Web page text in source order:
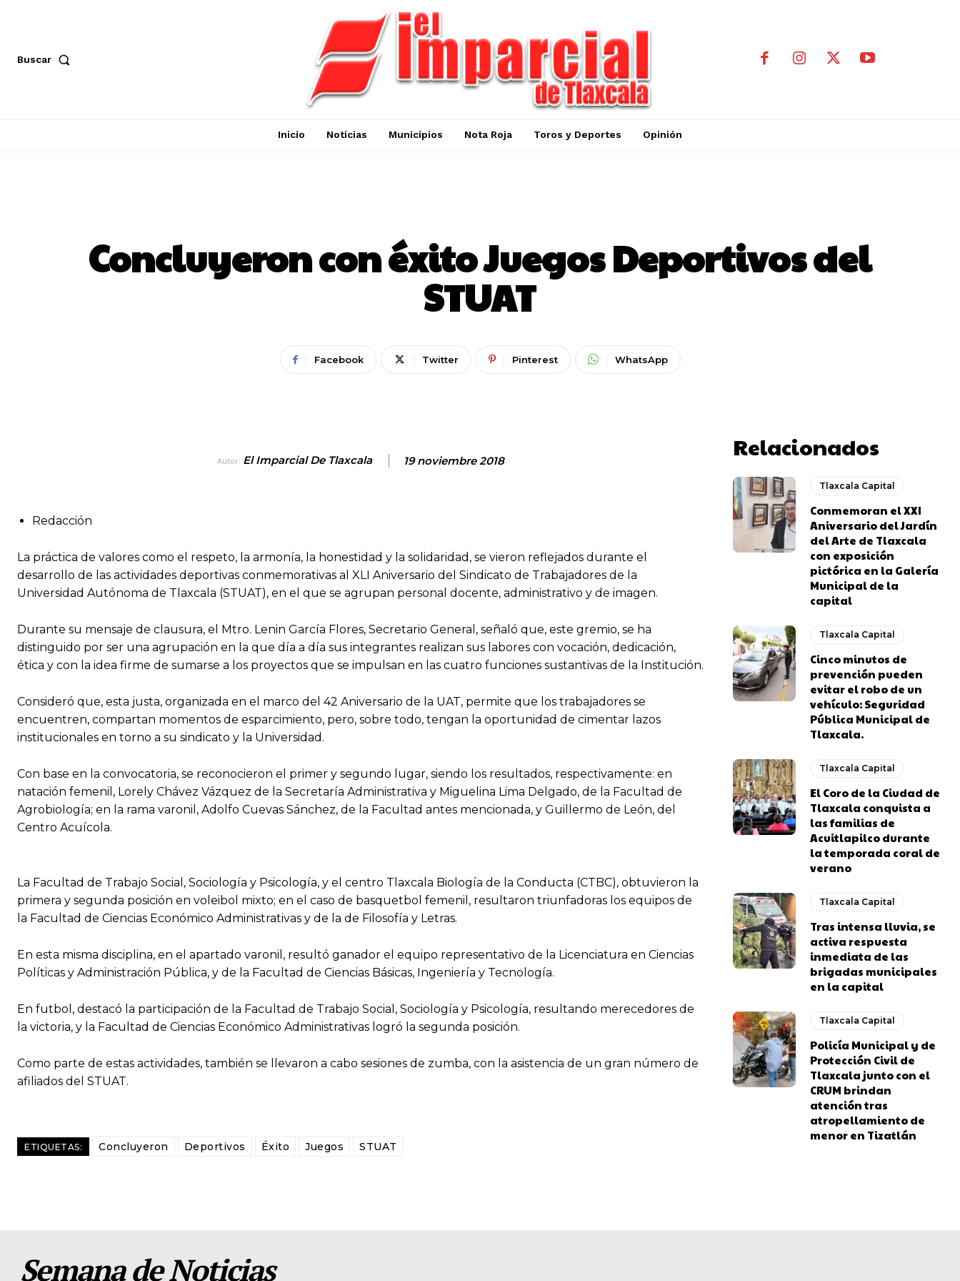
Buscar
Inicio Noticias Municipios Nota Roja Toros y Deportes Opinión
Concluyeron con éxito Juegos Deportivos del
STUAT
Facebook Twitter Pinterest WhatsApp
Autor: El Imparcial De Tlaxcala 19 noviembre 2018
Redacción
La práctica de valores como el respeto, la armonía, la honestidad y la solidaridad, se vieron reflejados durante el
desarrollo de las actividades deportivas conmemorativas al XLI Aniversario del Sindicato de Trabajadores de la
Universidad Autónoma de Tlaxcala (STUAT), en el que se agrupan personal docente, administrativo y de imagen.
Durante su mensaje de clausura, el Mtro. Lenin García Flores, Secretario General, señaló que, este gremio, se ha
distinguido por ser una agrupación en la que día a día sus integrantes realizan sus labores con vocación, dedicación,
ética y con la idea firme de sumarse a los proyectos que se impulsan en las cuatro funciones sustantivas de la Institución.
Consideró que, esta justa, organizada en el marco del 42 Aniversario de la UAT, permite que los trabajadores se
encuentren, compartan momentos de esparcimiento, pero, sobre todo, tengan la oportunidad de cimentar lazos
institucionales en torno a su sindicato y la Universidad.
Con base en la convocatoria, se reconocieron el primer y segundo lugar, siendo los resultados, respectivamente: en
natación femenil, Lorely Chávez Vázquez de la Secretaría Administrativa y Miguelina Lima Delgado, de la Facultad de
Agrobiología; en la rama varonil, Adolfo Cuevas Sánchez, de la Facultad antes mencionada, y Guillermo de León, del
Centro Acuícola.
La Facultad de Trabajo Social, Sociología y Psicología, y el centro Tlaxcala Biología de la Conducta (CTBC), obtuvieron la
primera y segunda posición en voleibol mixto; en el caso de basquetbol femenil, resultaron triunfadoras los equipos de
la Facultad de Ciencias Económico Administrativas y de la de Filosofía y Letras.
En esta misma disciplina, en el apartado varonil, resultó ganador el equipo representativo de la Licenciatura en Ciencias
Políticas y Administración Pública, y de la Facultad de Ciencias Básicas, Ingeniería y Tecnología.
En futbol, destacó la participación de la Facultad de Trabajo Social, Sociología y Psicología, resultando merecedores de
la victoria, y la Facultad de Ciencias Económico Administrativas logró la segunda posición.
Como parte de estas actividades, también se llevaron a cabo sesiones de zumba, con la asistencia de un gran número de
afiliados del STUAT.
ETIQUETAS: Concluyeron Deportivos Éxito Juegos STUAT
Relacionados
Tlaxcala Capital
Conmemoran el XXI
Aniversario del Jardín
del Arte de Tlaxcala
con exposición
pictórica en la Galería
Municipal de la
capital
Tlaxcala Capital
Cinco minutos de
prevención pueden
evitar el robo de un
vehículo: Seguridad
Pública Municipal de
Tlaxcala.
Tlaxcala Capital
El Coro de la Ciudad de
Tlaxcala conquista a
las familias de
Acuitlapilco durante
la temporada coral de
verano
Tlaxcala Capital
Tras intensa lluvia, se
activa respuesta
inmediata de las
brigadas municipales
en la capital
Tlaxcala Capital
Policía Municipal y de
Protección Civil de
Tlaxcala junto con el
CRUM brindan
atención tras
atropellamiento de
menor en Tizatlán
Semana de Noticias